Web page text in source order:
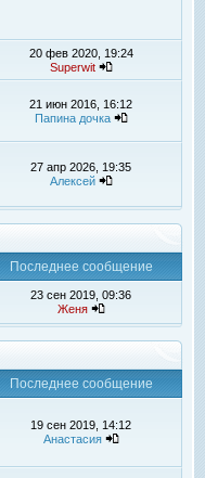
20 фев 2020, 19:24
Superwit
21 июн 2016, 16:12
Папина дочка
27 апр 2026, 19:35
Алексей
Последнее сообщение
23 сен 2019, 09:36
Женя
Последнее сообщение
19 сен 2019, 14:12
Анастасия